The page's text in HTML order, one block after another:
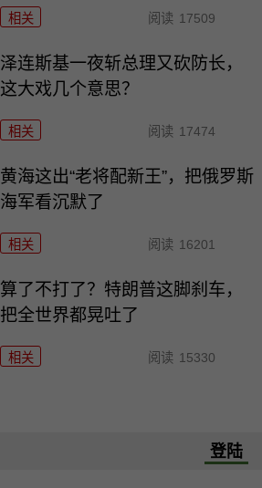
相关 阅读 17509
泽连斯基一夜斩总理又砍防长，
这大戏几个意思？
相关 阅读 17474
黄海这出“老将配新王”，把俄罗斯
海军看沉默了
相关 阅读 16201
算了不打了？特朗普这脚刹车，
把全世界都晃吐了
相关 阅读 15330
登陆